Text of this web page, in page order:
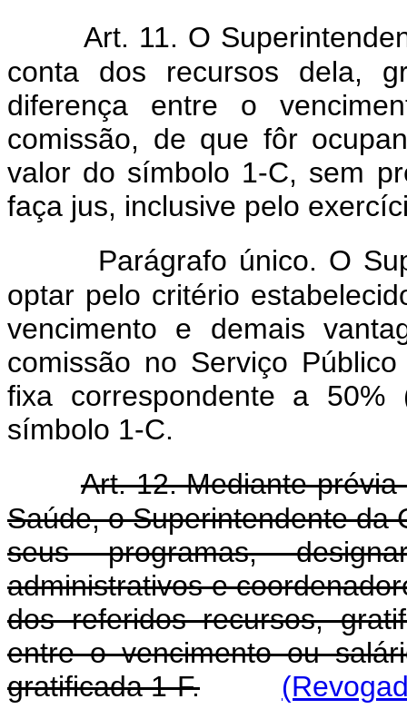
Art. 11. O
conta dos recursos dela,
diferença entre o
comissão, de que fôr
valor do símbolo 1-C, sem
faça jus, inclusive pelo
Parágrafo único. O
optar pelo critério
vencimento e demais
comissão no Serviço
fixa correspondente a
símbolo 1-C.
Art. 12. Mediante
Saúde, o Superintendente da
seus programas,
administrativos e
dos referidos recursos,
entre o vencimento ou
gratificada 1-F.